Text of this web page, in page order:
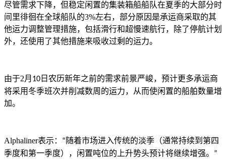
尽管需求下降，但稳定闲置的集装箱船船队在夏季的大部分时
间里徘徊在全球船队的3%左右，部分原因是承运商采取的其
他运力调整管理措施，包括滑行和超慢速航行，除了停航计划
外，还使用了其他措施来吸收过剩的运力。
由于2月 10 日农历新年之前的需求前景严峻，预计更多承运商
将采用冬季班次并削减数周的运力，从而使闲置的船舶数量增
加。
Alphaliner表示： “随着市场进入传统的淡季（通常持续到第四
季度和第一季度），闲置吨位的上升势头预计将继续增强。 ”